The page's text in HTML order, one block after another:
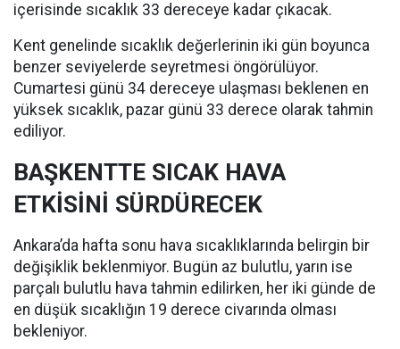
içerisinde sıcaklık 33 dereceye kadar çıkacak.
Kent genelinde sıcaklık değerlerinin iki gün boyunca
benzer seviyelerde seyretmesi öngörülüyor.
Cumartesi günü 34 dereceye ulaşması beklenen en
yüksek sıcaklık, pazar günü 33 derece olarak tahmin
ediliyor.
BAŞKENTTE SICAK HAVA
ETKİSİNİ SÜRDÜRECEK
Ankara’da hafta sonu hava sıcaklıklarında belirgin bir
değişiklik beklenmiyor. Bugün az bulutlu, yarın ise
parçalı bulutlu hava tahmin edilirken, her iki günde de
en düşük sıcaklığın 19 derece civarında olması
bekleniyor.